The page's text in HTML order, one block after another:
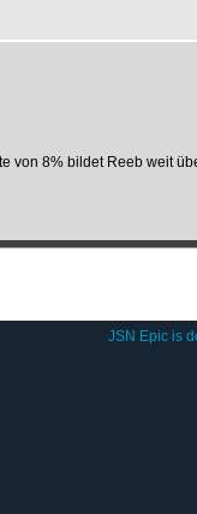
von 8% bildet Reeb weit
JSN Epic is